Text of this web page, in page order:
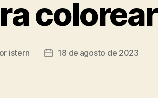
colorear
istern
Fecha18 de agosto de 2023